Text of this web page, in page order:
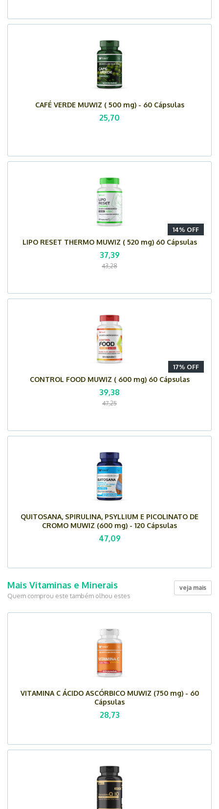
CAFÉ VERDE MUWIZ ( 500 mg) - 60 Cápsulas
25,70
14% OFF
LIPO RESET THERMO MUWIZ ( 520 mg) 60 Cápsulas
37,39
43,28
17% OFF
CONTROL FOOD MUWIZ ( 600 mg) 60 Cápsulas
39,38
47,25
QUITOSANA, SPIRULINA, PSYLLIUM E PICOLINATO DE
CROMO MUWIZ (600 mg) - 120 Cápsulas
47,09
veja mais
Mais Vitaminas e Minerais
Quem comprou este também olhou estes
VITAMINA C ÁCIDO ASCÓRBICO MUWIZ (750 mg) - 60
Cápsulas
28,73